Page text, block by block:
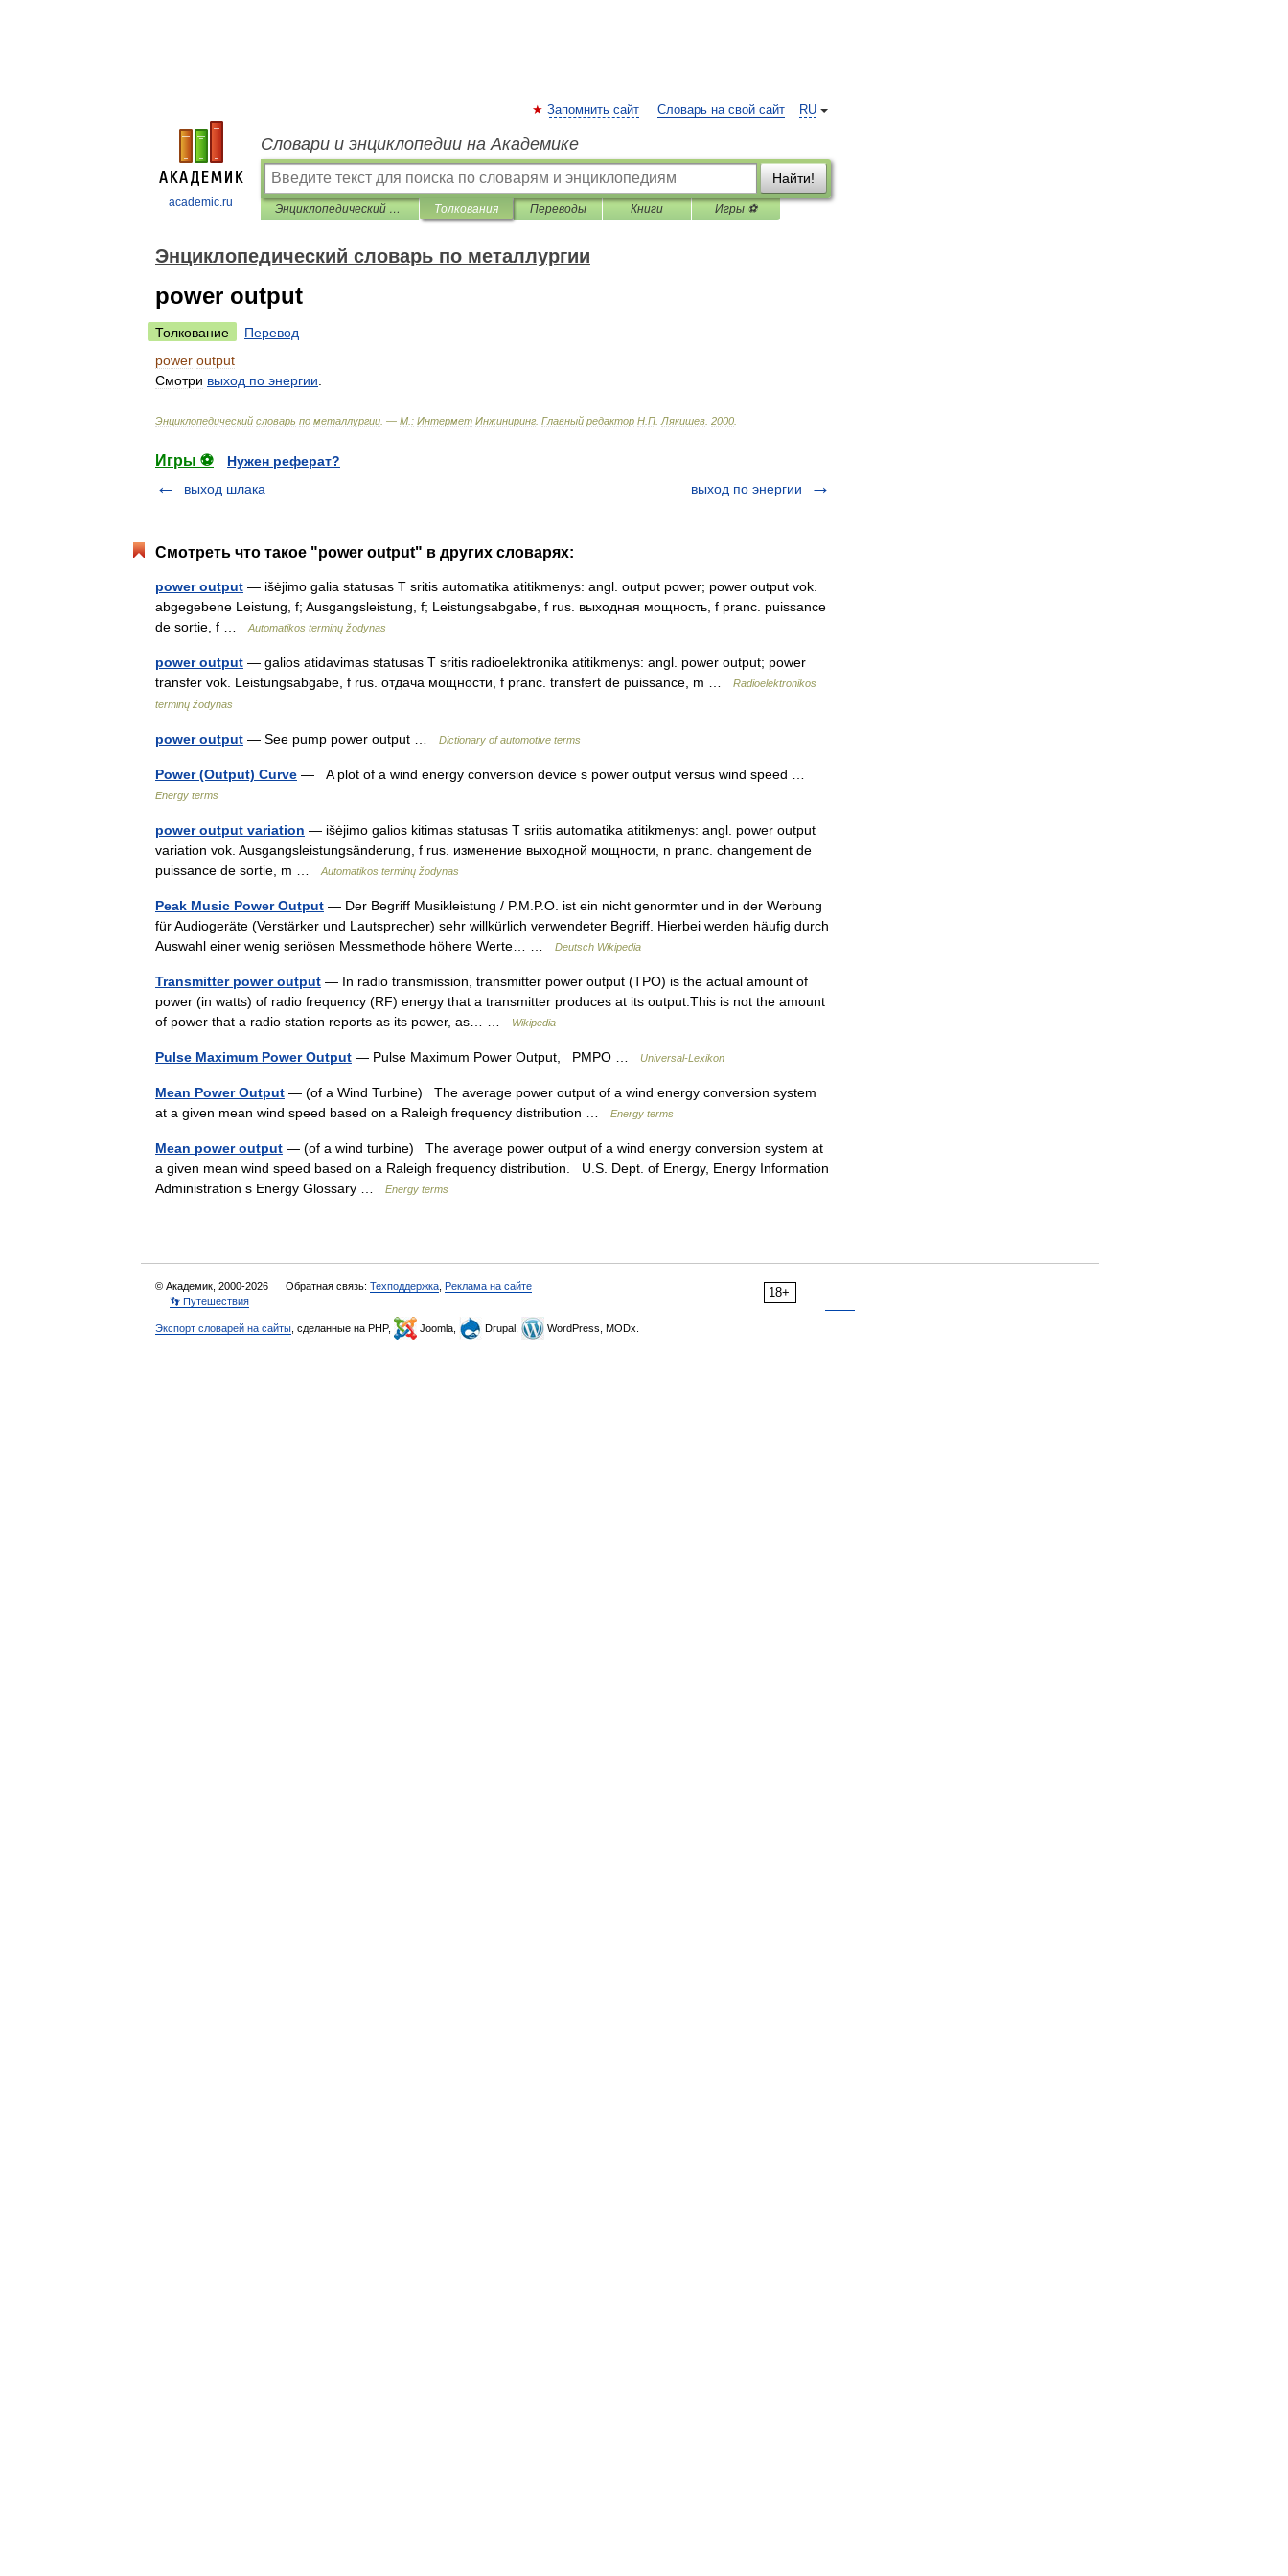
academic.ru
RU
Запомнить сайт Словарь на свой сайт
Словари и энциклопедии на Академике
Найти!
Энциклопедический словарь по металлургии Толкования Переводы Книги Игры ⚽
Энциклопедический словарь по металлургии
power output
Толкование
Перевод
power output
Смотри выход по энергии
Энциклопедический словарь по металлургии . — М : Интермет Инжиниринг Главный редактор Н П Лякишев 2000
Игры ⚽
Нужен реферат?
выход шлака
выход по энергии
Смотреть что такое "power output" в других словарях:
power output — išėjimo galia statusas T sritis automatika atitikmenys: angl. output power; power output vok.
abgegebene Leistung, f; Ausgangsleistung, f; Leistungsabgabe, f rus. выходная мощность, f pranc. puissance
de sortie, f …
Automatikos terminų žodynas
power output — galios atidavimas statusas T sritis radioelektronika atitikmenys: angl. power output; power
transfer vok. Leistungsabgabe, f rus. отдача мощности, f pranc. transfert de puissance, m …
Radioelektronikos
terminų žodynas
power output — See pump power output … Dictionary of automotive terms
Power (Output) Curve — A plot of a wind energy conversion device s power output versus wind speed …
Energy terms
power output variation — išėjimo galios kitimas statusas T sritis automatika atitikmenys: angl. power output
variation vok. Ausgangsleistungsänderung, f rus. изменение выходной мощности, n pranc. changement de
puissance de sortie, m …
Automatikos terminų žodynas
Peak Music Power Output — Der Begriff Musikleistung / P.M.P.O. ist ein nicht genormter und in der Werbung
für Audiogeräte (Verstärker und Lautsprecher) sehr willkürlich verwendeter Begriff. Hierbei werden häufig durch
Auswahl einer wenig seriösen Messmethode höhere Werte… …
Deutsch Wikipedia
Transmitter power output — In radio transmission, transmitter power output (TPO) is the actual amount of
power (in watts) of radio frequency (RF) energy that a transmitter produces at its output.This is not the amount
of power that a radio station reports as its power, as… …
Wikipedia
Pulse Maximum Power Output — Pulse Maximum Power Output, PMPO … Universal-Lexikon
Mean Power Output — (of a Wind Turbine) The average power output of a wind energy conversion system
at a given mean wind speed based on a Raleigh frequency distribution …
Energy terms
Mean power output — (of a wind turbine) The average power output of a wind energy conversion system at
a given mean wind speed based on a Raleigh frequency distribution. U.S. Dept. of Energy, Energy Information
Administration s Energy Glossary …
Energy terms
18+
© Академик, 2000-2026 Обратная связь: Техподдержка Реклама на сайте
👣 Путешествия
Экспорт словарей на сайты , сделанные на PHP, Joomla, Drupal, WordPress, MODx.